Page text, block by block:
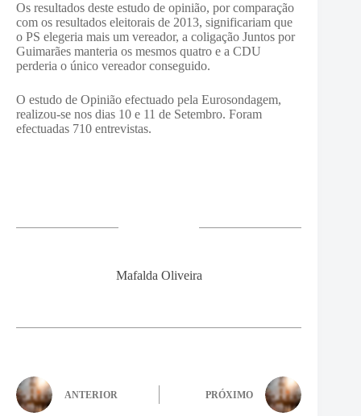
Os resultados deste estudo de opinião, por comparação
com os resultados eleitorais de 2013, significariam que
o PS elegeria mais um vereador, a coligação Juntos por
Guimarães manteria os mesmos quatro e a CDU
perderia o único vereador conseguido.
O estudo de Opinião efectuado pela Eurosondagem,
realizou-se nos dias 10 e 11 de Setembro. Foram
efectuadas 710 entrevistas.
Mafalda Oliveira
ANTERIOR PRÓXIMO